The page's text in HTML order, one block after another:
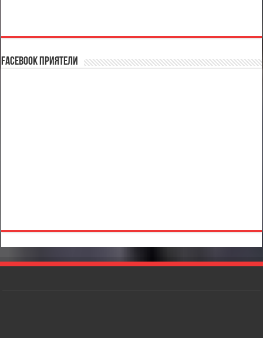
Facebook Приятели